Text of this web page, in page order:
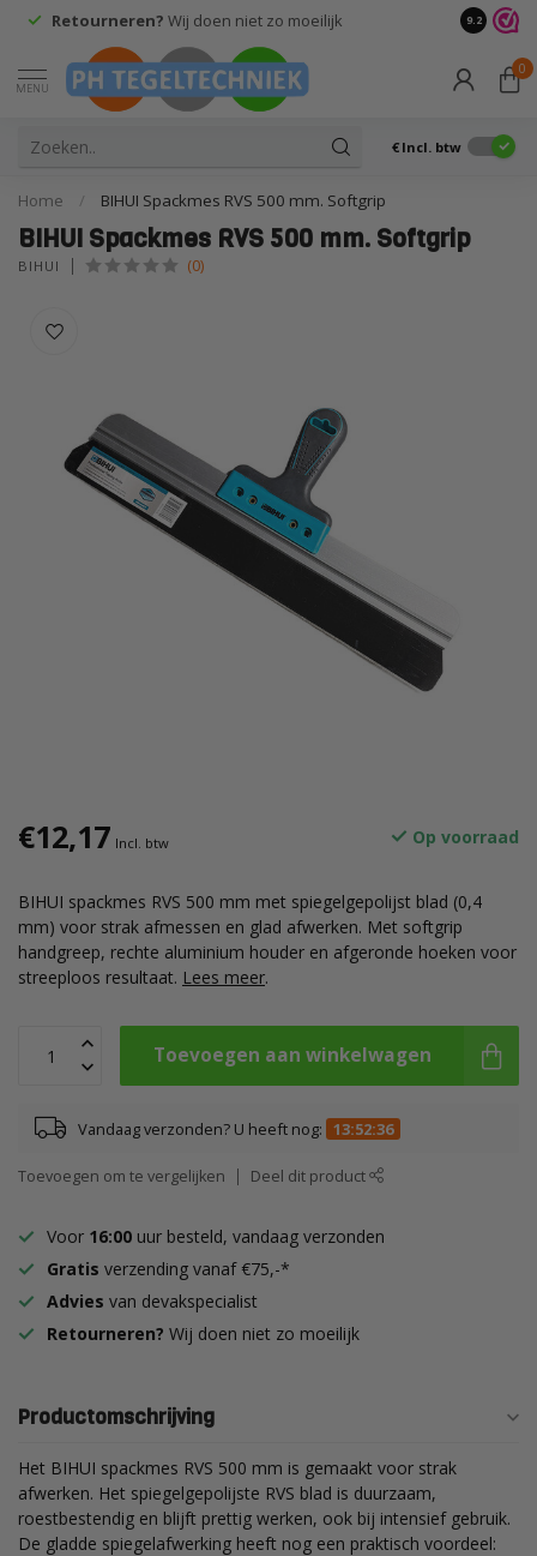
Retourneren? Wij doen niet zo moeilijk 9.2
MENU
0
€ Incl. btw
Home / BIHUI Spackmes RVS 500 mm. Softgrip
BIHUI Spackmes RVS 500 mm. Softgrip
BIHUI (0)
€12,17 Incl. btw Op voorraad
BIHUI spackmes RVS 500 mm met spiegelgepolijst blad (0,4
mm) voor strak afmessen en glad afwerken. Met softgrip
handgreep, rechte aluminium houder en afgeronde hoeken voor
streeploos resultaat. Lees meer.
Toevoegen aan winkelwagen
Vandaag verzonden? U heeft nog: 13:52:36
Toevoegen om te vergelijken Deel dit product
Voor 16:00 uur besteld, vandaag verzonden
Gratis verzending vanaf €75,-*
Advies van devakspecialist
Retourneren? Wij doen niet zo moeilijk
Productomschrijving
Het BIHUI spackmes RVS 500 mm is gemaakt voor strak
afwerken. Het spiegelgepolijste RVS blad is duurzaam,
roestbestendig en blijft prettig werken, ook bij intensief gebruik.
De gladde spiegelafwerking heeft nog een praktisch voordeel: